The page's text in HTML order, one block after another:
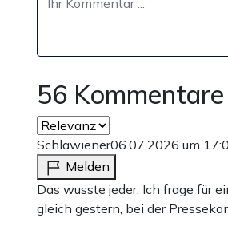
56 Kommentare
Schlawiener06.07.2026 um
Melden
Das wusste jeder. Ich frage für
gleich gestern, bei der